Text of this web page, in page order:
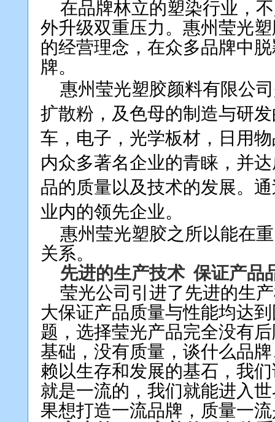
在品牌林立的塑染行业，
外升级双重压力。惠州莹光
的经营理念，在众多品牌中
牌。
惠州莹光塑胶颜料有限公
扩散粉，及色母的制造与研
车，电子，光学板材，日用
内众多著名企业的青睐，并
品的质量以及技术的发展。
业内的领先企业。
惠州莹光塑胶之所以能在
关系。
先进的生产技术 保证产品
莹光公司引进了先进的生
大保证产品质量与性能均达
题， 选择莹光产品完全没有
基础，没有质量，谈什么品
赖以生存和发展的基石，我
就是一流的，我们就能进入
果想打造一流品牌，质量一